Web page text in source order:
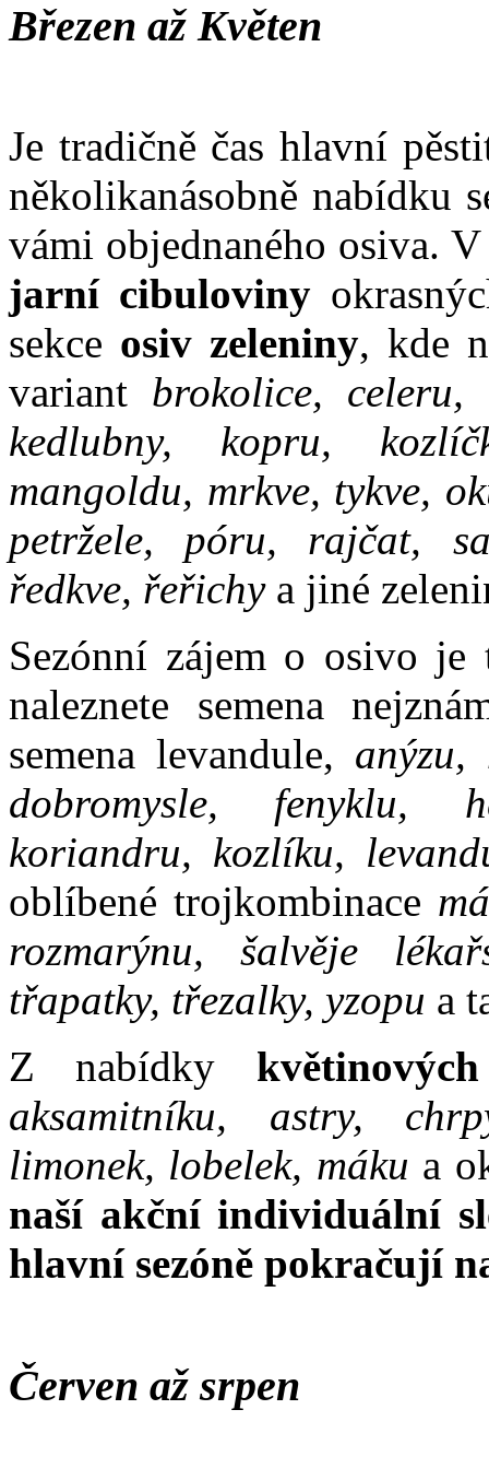
Březen až Květen
Je tradičně čas hlavní
několikanásobně nabídku
vámi objednaného osiva.
jarní cibuloviny
sekce osiv zeleniny, kde
variant brokolice, celeru,
kedlubny, kopru,
mangoldu, mrkve, tykve,
petržele, póru, rajčat,
ředkve, řeřichya jiné
Sezónní zájem o osivo
naleznete semena
semena levandule, anýzu,
dobromysle, fenyklu,
koriandru, kozlíku,
oblíbené trojkombinace
rozmarýnu, šalvěje
třapatky, třezalky, yzopu a
Z nabídky
aksamitníku, astry,
limonek, lobelek, máku a
naší akční individuální
hlavní sezóně pokračují
Červen až srpen